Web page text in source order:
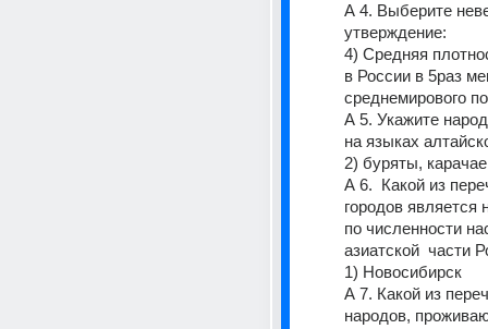
А 4. Выберите
утверждение:
4) Средняя
в России в 5раз
среднемирового
А 5. Укажите
на языках
А 6.  Какой из
городов
по численности
азиатской  части
1)
А 7. Какой из
народов,